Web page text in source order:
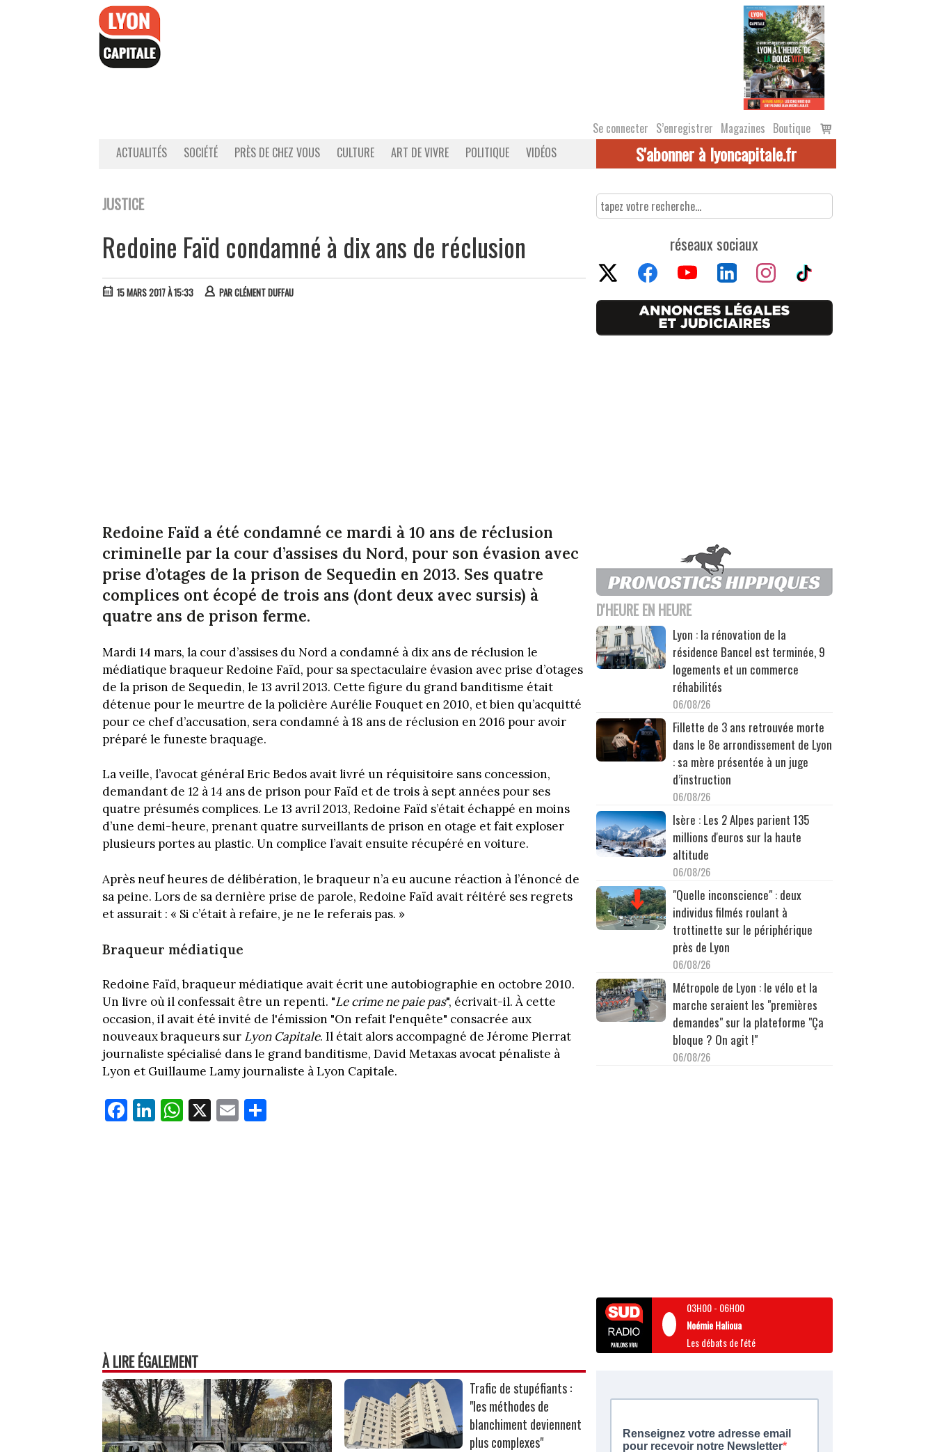
Se connecter S’enregistrer Magazines Boutique
Voir
le
ACTUALITÉS SOCIÉTÉ PRÈS DE CHEZ VOUS CULTURE ART DE VIVRE POLITIQUE VIDÉOS S'abonner à lyoncapitale.fr
JUSTICE
Redoine Faïd condamné à dix ans de réclusion
15 MARS 2017 À 15:33 PARCLÉMENT DUFFAU
Redoine Faïd a été condamné ce mardi à 10 ans de réclusion
criminelle par la cour d’assises du Nord, pour son évasion avec
prise d’otages de la prison de Sequedin en 2013. Ses quatre
complices ont écopé de trois ans (dont deux avec sursis) à
quatre ans de prison ferme.
Mardi 14 mars, la cour d’assises du Nord a condamné à dix ans de réclusion le
médiatique braqueur Redoine Faïd, pour sa spectaculaire évasion avec prise d’otages
de la prison de Sequedin, le 13 avril 2013. Cette figure du grand banditisme était
détenue pour le meurtre de la policière Aurélie Fouquet en 2010, et bien qu’acquitté
pour ce chef d’accusation, sera condamné à 18 ans de réclusion en 2016 pour avoir
préparé le funeste braquage.
La veille, l’avocat général Eric Bedos avait livré un réquisitoire sans concession,
demandant de 12 à 14 ans de prison pour Faïd et de trois à sept années pour ses
quatre présumés complices. Le 13 avril 2013, Redoine Faïd s’était échappé en moins
d’une demi-heure, prenant quatre surveillants de prison en otage et fait exploser
plusieurs portes au plastic. Un complice l’avait ensuite récupéré en voiture.
Après neuf heures de délibération, le braqueur n’a eu aucune réaction à l’énoncé de
sa peine. Lors de sa dernière prise de parole, Redoine Faïd avait réitéré ses regrets
et assurait : « Si c’était à refaire, je ne le referais pas. »
Braqueur médiatique
Redoine Faïd, braqueur médiatique avait écrit une autobiographie en octobre 2010.
Un livre où il confessait être un repenti. "Le crime ne paie pas", écrivait-il. À cette
occasion, il avait été invité de l'émission "On refait l'enquête" consacrée aux
nouveaux braqueurs sur Lyon Capitale. Il était alors accompagné de Jérome Pierrat
journaliste spécialisé dans le grand banditisme, David Metaxas avocat pénaliste à
Lyon et Guillaume Lamy journaliste à Lyon Capitale.
Fa
ce
Li
nk
W
ha
X E
m
À LIRE ÉGALEMENT
Trafic de stupéfiants :
"les méthodes de
blanchiment deviennent
plus complexes"
réseaux sociaux
D'HEURE EN HEURE
Lyon : la rénovation de la
résidence Bancel est terminée, 9
logements et un commerce
réhabilités
06/08/26
Fillette de 3 ans retrouvée morte
dans le 8e arrondissement de Lyon
: sa mère présentée à un juge
d’instruction
06/08/26
Isère : Les 2 Alpes parient 135
millions d'euros sur la haute
altitude
06/08/26
"Quelle inconscience" : deux
individus filmés roulant à
trottinette sur le périphérique
près de Lyon
06/08/26
Métropole de Lyon : le vélo et la
marche seraient les "premières
demandes" sur la plateforme "Ça
bloque ? On agit !"
06/08/26
03H00- 06H00
Noémie Halioua
Les débats de l'été